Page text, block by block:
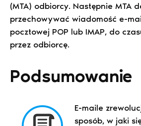
(MTA) odbiorcy. Następnie MTA
przechowywać wiadomość e-
pocztowej POP lub IMAP, do
przez odbiorcę.
Podsumowanie
E-maile
sposób, w jaki